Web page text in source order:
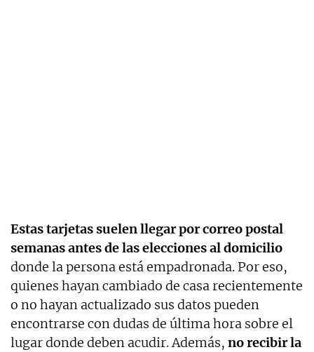
Estas tarjetas suelen llegar por correo postal
semanas antes de las elecciones al domicilio
donde la persona está empadronada. Por eso,
quienes hayan cambiado de casa recientemente
o no hayan actualizado sus datos pueden
encontrarse con dudas de última hora sobre el
lugar donde deben acudir. Además, no recibir la